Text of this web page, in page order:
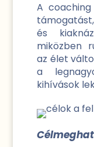
A
és
miközben
az élet
a
kihívások